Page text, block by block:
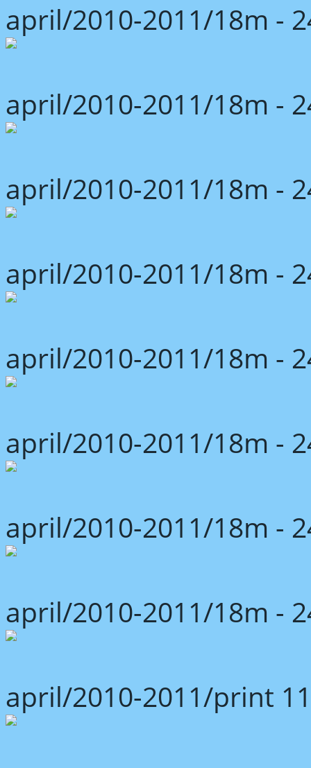
april/2010-2011/18m -
april/2010-2011/18m -
april/2010-2011/18m -
april/2010-2011/18m -
april/2010-2011/18m -
april/2010-2011/18m -
april/2010-2011/18m -
april/2010-2011/18m -
april/2010-2011/print